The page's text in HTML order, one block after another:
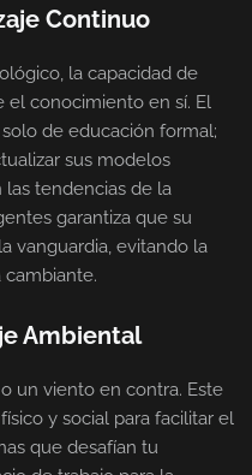
Continuo
la capacidad de
el conocimiento en sí. El
de educación formal;
sus modelos
las tendencias de la
garantiza que su
vanguardia, evitando la
Ambiental
un viento en contra. Este
y social para facilitar el
que desafían tu